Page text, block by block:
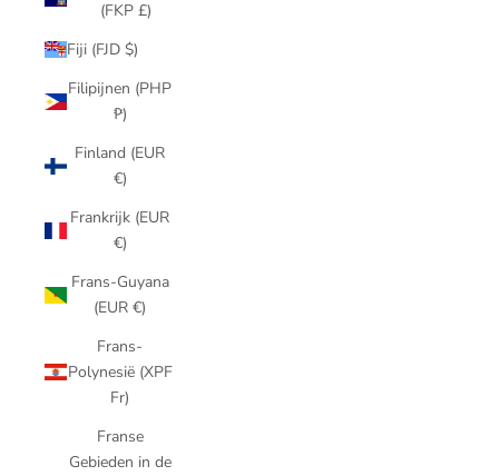
(FKP £)
Fiji (FJD $)
Filipijnen (PHP
₱)
Finland (EUR
€)
Frankrijk (EUR
€)
Frans-Guyana
(EUR €)
Frans-
Polynesië (XPF
Fr)
Franse
Gebieden in de